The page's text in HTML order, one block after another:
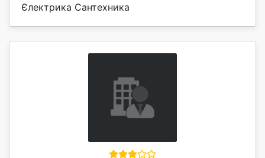
Єлектрика Сантехника